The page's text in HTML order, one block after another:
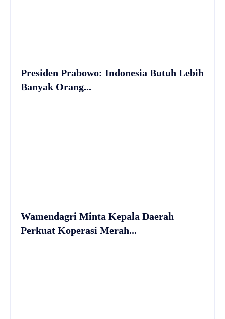
Presiden Prabowo: Indonesia Butuh Lebih
Banyak Orang...
Wamendagri Minta Kepala Daerah
Perkuat Koperasi Merah...